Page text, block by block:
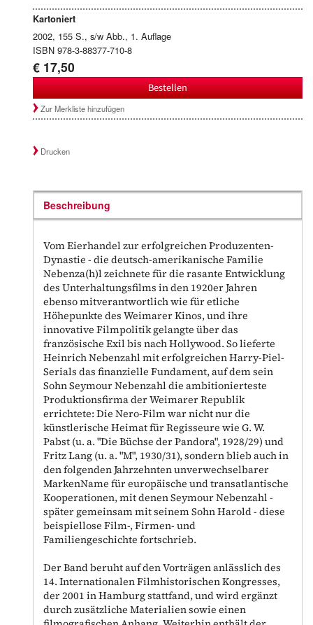
Kartoniert
2002, 155 S., s/w Abb., 1. Auflage
ISBN 978-3-88377-710-8
€ 17,50
Bestellen
Zur Merkliste hinzufügen
Drucken
Beschreibung
Vom Eierhandel zur erfolgreichen Produzenten-
Dynastie - die deutsch-amerikanische Familie
Nebenza(h)l zeichnete für die rasante Entwicklung
des Unterhaltungsfilms in den 1920er Jahren
ebenso mitverantwortlich wie für etliche
Höhepunkte des Weimarer Kinos, und ihre
innovative Filmpolitik gelangte über das
französische Exil bis nach Hollywood. So lieferte
Heinrich Nebenzahl mit erfolgreichen Harry-Piel-
Serials das finanzielle Fundament, auf dem sein
Sohn Seymour Nebenzahl die ambitionierteste
Produktionsfirma der Weimarer Republik
errichtete: Die Nero-Film war nicht nur die
künstlerische Heimat für Regisseure wie G. W.
Pabst (u. a. "Die Büchse der Pandora", 1928/29) und
Fritz Lang (u. a. "M", 1930/31), sondern blieb auch in
den folgenden Jahrzehnten unverwechselbarer
MarkenName für europäische und transatlantische
Kooperationen, mit denen Seymour Nebenzahl -
später gemeinsam mit seinem Sohn Harold - diese
beispiellose Film-, Firmen- und
Familiengeschichte fortschrieb.
Der Band beruht auf den Vorträgen anlässlich des
14. Internationalen Filmhistorischen Kongresses,
der 2001 in Hamburg stattfand, und wird ergänzt
durch zusätzliche Materialien sowie einen